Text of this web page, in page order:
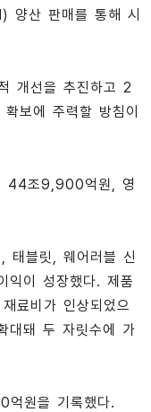
산 판매를 통해 시
개선을 추진하고 2
보에 주력할 방침이
44조9,900억원, 영
블릿, 웨어러블 신
익이 성장했다. 제품
료비가 인상되었으
대돼 두 자릿수에 가
원을 기록했다.